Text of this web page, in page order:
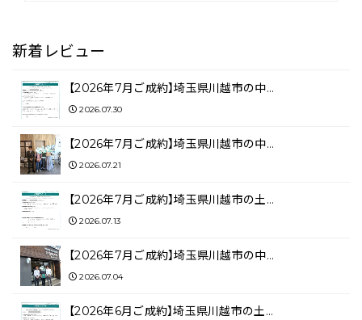
新着レビュー
【2026年7月ご成約】埼玉県川越市の中…
2026.07.30
【2026年7月ご成約】埼玉県川越市の中…
2026.07.21
【2026年7月ご成約】埼玉県川越市の土…
2026.07.13
【2026年7月ご成約】埼玉県川越市の中…
2026.07.04
【2026年6月ご成約】埼玉県川越市の土…